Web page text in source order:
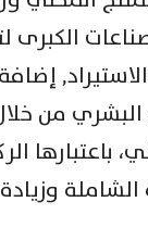
الكبرى
من
باعتبارها
وزيادة